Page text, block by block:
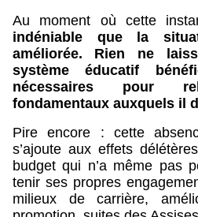
Au moment où cette
indéniable que la
améliorée.
Rien ne
système éducatif
nécessaires pour
fondamentaux auxquels il
Pire encore : cette
s’ajoute aux effets
budget qui n’a même pas
tenir ses propres
milieux de carrière,